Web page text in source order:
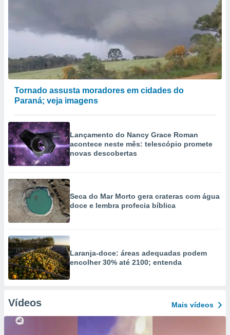
Tornado assusta moradores em cidades do
Paraná; veja imagens
Lançamento do Nancy Grace Roman
acontece neste mês: telescópio promete
novas descobertas
Seca do Mar Morto gera crateras com água
doce e lembra profecia bíblica
Laranja-doce: áreas adequadas podem
encolher 30% até 2100; entenda
Vídeos Mais vídeos